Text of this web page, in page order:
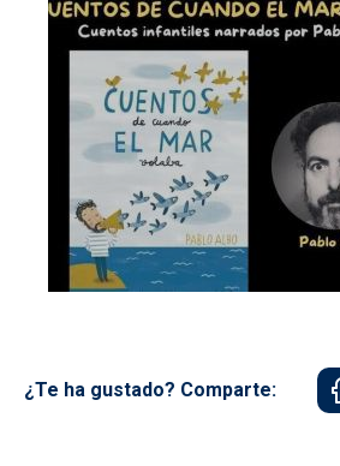
¿Te ha gustado? Comparte: